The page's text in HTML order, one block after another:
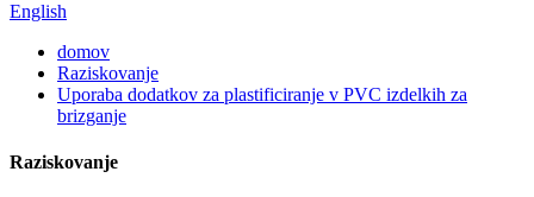
English
domov
Raziskovanje
Uporaba dodatkov za plastificiranje v PVC izdelkih za
brizganje
Raziskovanje